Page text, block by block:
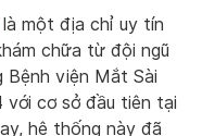
là một địa chỉ uy tín
chữa từ đội ngũ
Bệnh viện Mắt Sài
cơ sở đầu tiên tại
hệ thống này đã